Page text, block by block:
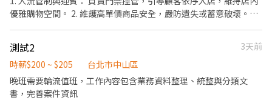
過專屬的app系統回報即完工。 🛵 應徵必備條件 1.需自備機車、具
備機車駕照（適合喜歡自由轉點、不喜歡坐辦公室的你！）。 2.工
作需要與門市人員進行簡單互動，需具備親和力與責任感。 3.歡迎
斜槓族、二度就業或主婦加入！ ⚠️ 外勤工作環境老實說 本工作為
的時間較多。 📍 關於派區調度（請詳閱） 錄取後會盡量以您居住地
為中心，優先就近指派有職缺的區域。所負責的區域確認後即不再
變動，路線固定，安心有保障！
工作時間 (日排2~5hr依實際情況而定) ⭕缺額門市、班別如下方⭕
班 --------------------------- 【✔️有人店(一般門市)✔️】 ✦工作薪資
$241/hr(中山區) ✦工作內容- (提供完整教育訓練及店面實習) 1.負
支援佳(兼職可不調店) ✦工作時間 ⭕缺額門市、班別如下方⭕ 固定
優雅購物空間。 2. 維護高單價商品安全，嚴防遺失或蓄意破壞。
地點：臺北市松山區敦化北路158號 時間：17:00～22:30 活動二💎
時間：8/11～8/16 地點：臺北市中山區劍潭里北安路301號 時間：
11:00～22:00、09:30～21:30 活動三💎 時間：8/24 地點：台北 101
時間：12:00~20:00（預期） ⚠️若確認報名成功後當天開天窗者，
測試2
3天前
時薪$200 ~ $205
台北市中山區
晚班需要輪流值班，工作內容包含業務資料整理、統整與分類文
書，完善案件資訊